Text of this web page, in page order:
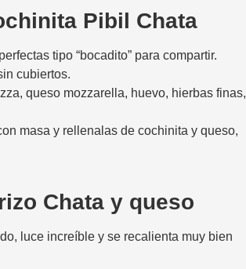
Pibil Chata
tipo “bocadito” para compartir.
cubiertos.
queso mozzarella, huevo, hierbas finas,
masa y rellenalas de cochinita y queso,
Chata y queso
luce increíble y se recalienta muy bien